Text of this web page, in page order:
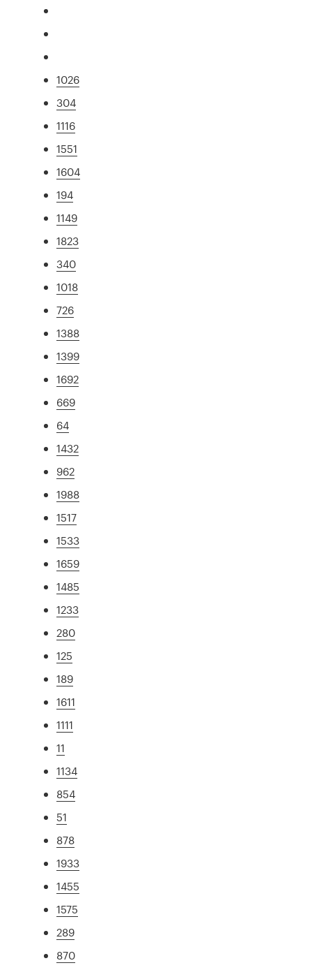
1026
304
1116
1551
1604
194
1149
1823
340
1018
726
1388
1399
1692
669
64
1432
962
1988
1517
1533
1659
1485
1233
280
125
189
1611
1111
11
1134
854
51
878
1933
1455
1575
289
870